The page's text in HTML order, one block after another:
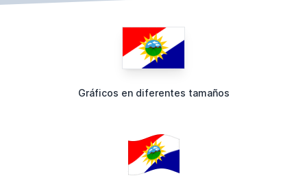
Gráficos en diferentes tamaños